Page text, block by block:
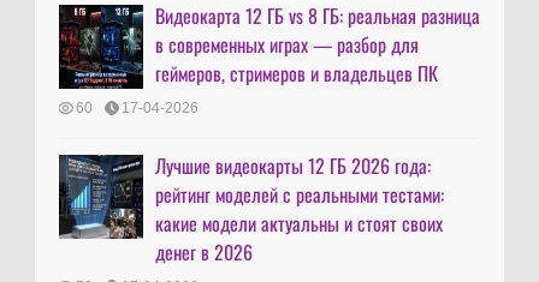
Видеокарта 12 ГБ vs 8 ГБ: реальная разница
в современных играх — разбор для
геймеров, стримеров и владельцев ПК
60 17-04-2026
Лучшие видеокарты 12 ГБ 2026 года:
рейтинг моделей с реальными тестами:
какие модели актуальны и стоят своих
денег в 2026